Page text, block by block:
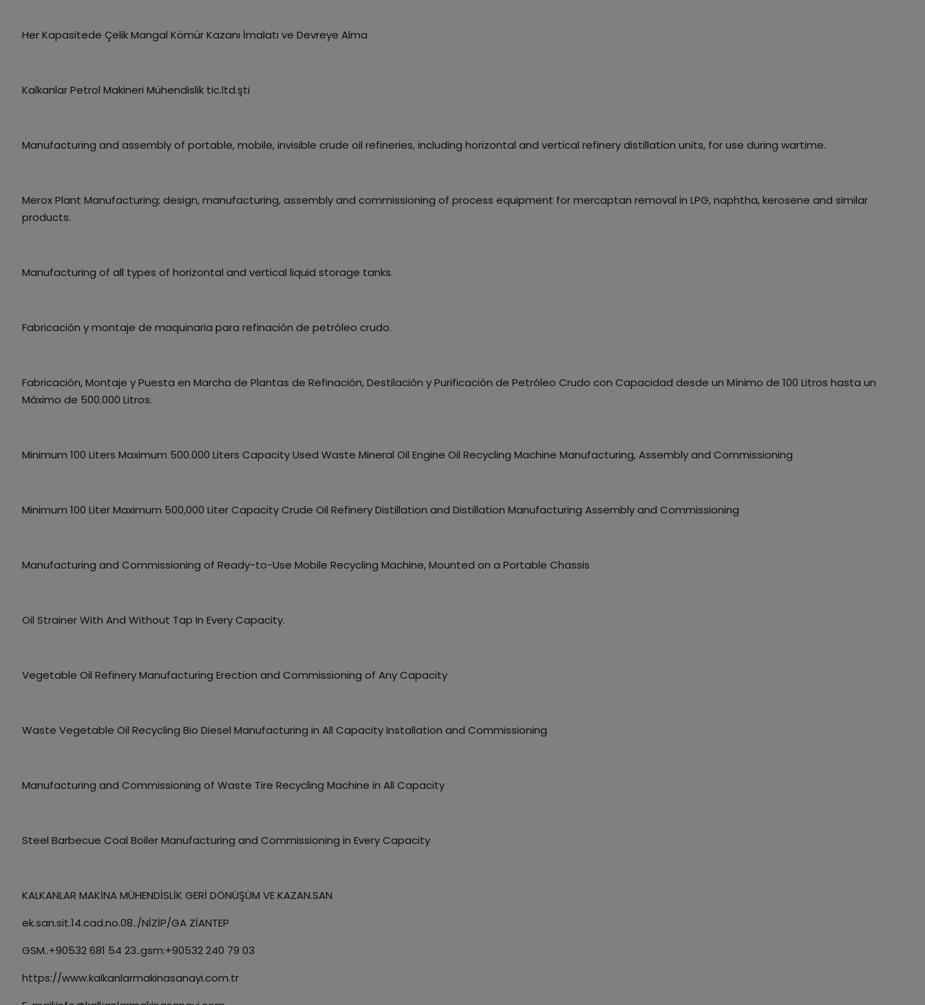
Her Kapasitede Çelik Mangal Kömür Kazanı İmalatı ve Devreye Alma
Kalkanlar Petrol Makineri Mühendislik tic.ltd.şti
Manufacturing and assembly of portable, mobile, invisible crude oil refineries, including horizontal and vertical refinery distillation units, for use during wartime.
Merox Plant Manufacturing; design, manufacturing, assembly and commissioning of process equipment for mercaptan removal in LPG, naphtha, kerosene and similar
products.
Manufacturing of all types of horizontal and vertical liquid storage tanks.
Fabricación y montaje de maquinaria para refinación de petróleo crudo.
Fabricación, Montaje y Puesta en Marcha de Plantas de Refinación, Destilación y Purificación de Petróleo Crudo con Capacidad desde un Mínimo de 100 Litros hasta un
Máximo de 500.000 Litros.
Minimum 100 Liters Maximum 500.000 Liters Capacity Used Waste Mineral Oil Engine Oil Recycling Machine Manufacturing, Assembly and Commissioning
Minimum 100 Liter Maximum 500,000 Liter Capacity Crude Oil Refinery Distillation and Distillation Manufacturing Assembly and Commissioning
Manufacturing and Commissioning of Ready-to-Use Mobile Recycling Machine, Mounted on a Portable Chassis
Oil Strainer With And Without Tap In Every Capacity.
Vegetable Oil Refinery Manufacturing Erection and Commissioning of Any Capacity
Waste Vegetable Oil Recycling Bio Diesel Manufacturing in All Capacity Installation and Commissioning
Manufacturing and Commissioning of Waste Tire Recycling Machine in All Capacity
Steel Barbecue Coal Boiler Manufacturing and Commissioning in Every Capacity
KALKANLAR MAKİNA MÜHENDİSLİK GERİ DÖNÜŞÜM VE KAZAN.SAN
ek.san.sit.14.cad.no.08../NİZİP/GA ZİANTEP
GSM..+90532 681 54 23..gsm:+90532 240 79 03
https://www.kalkanlarmakinasanayi.com.tr